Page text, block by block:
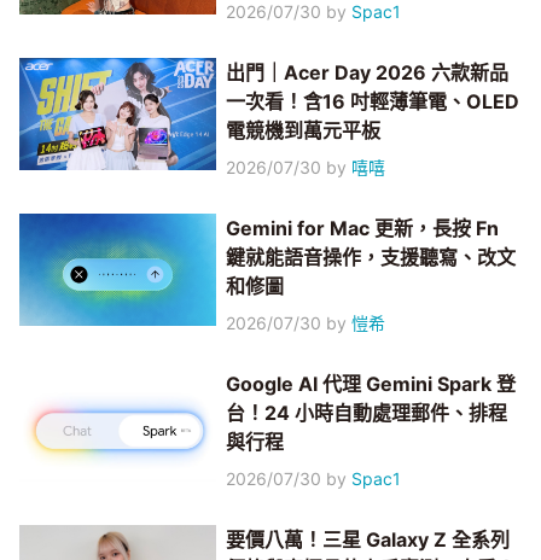
2026/07/30 by Spac1
出門｜Acer Day 2026 六款新品
一次看！含16 吋輕薄筆電、OLED
電競機到萬元平板
2026/07/30 by 嘻嘻
Gemini for Mac 更新，長按 Fn
鍵就能語音操作，支援聽寫、改文
和修圖
2026/07/30 by愷希
Google AI 代理 Gemini Spark 登
台！24 小時自動處理郵件、排程
與行程
2026/07/30 by Spac1
要價八萬！三星 Galaxy Z 全系列